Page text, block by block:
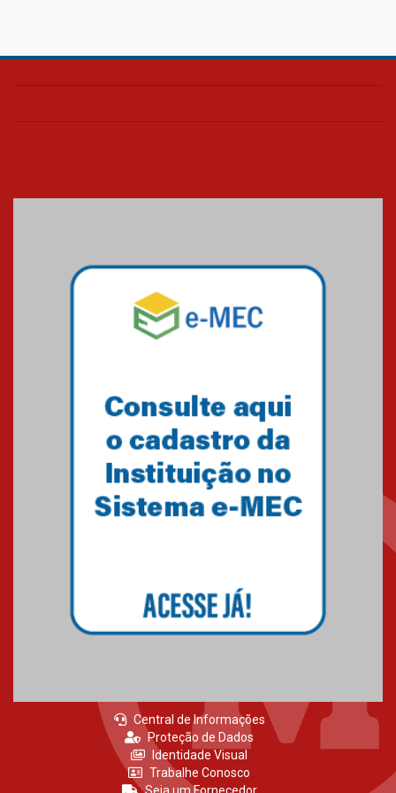
Central de Informações
Proteção de Dados
Identidade Visual
Trabalhe Conosco